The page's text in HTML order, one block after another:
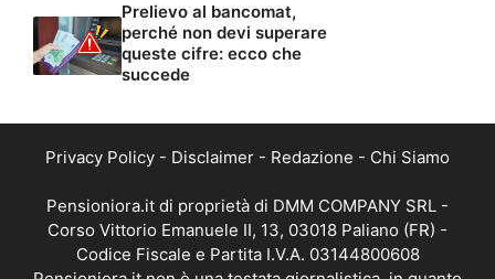
Prelievo al bancomat,
perché non devi superare
queste cifre: ecco che
succede
Privacy Policy - Disclaimer - Redazione - Chi Siamo
Pensioniora.it di proprietà di DMM COMPANY SRL -
Corso Vittorio Emanuele II, 13, 03018 Paliano (FR) -
Codice Fiscale e Partita I.V.A. 03144800608